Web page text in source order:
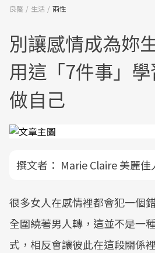
良醫 生活 兩性
別讓感情成為妳
用這「7件事」
做自己
撰文者： Marie Claire 美麗佳
很多女人在感情裡都會犯一個
全圍繞著男人轉，這並不是一
式，相反會讓彼此在這段關係